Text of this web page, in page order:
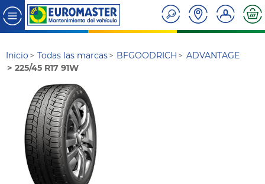
Inicio Todas las marcas BFGOODRICH
ADVANTAGE
225/45 R17 91W